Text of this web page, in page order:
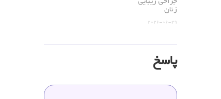
زنان
2026-06-29
پاسخ